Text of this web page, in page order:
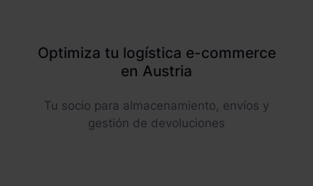
Optimiza tu logística e-commerce
en Austria
Tu socio para almacenamiento, envíos y
gestión de devoluciones